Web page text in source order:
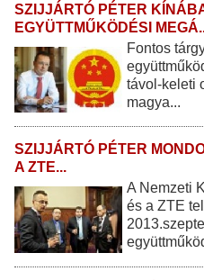
SZIJJÁRTÓ PÉTER
EGYÜTTMŰKÖDÉSI
Fontos
távol-keleti
magya...
SZIJJÁRTÓ PÉTER
A ZTE...
A Nemzeti
és a ZTE